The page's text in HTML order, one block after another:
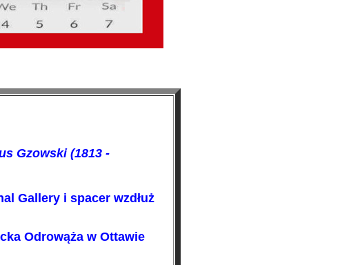
Gzowski(1813 -
Gallery i spacer wzdłuż
Odrowąża w Ottawie